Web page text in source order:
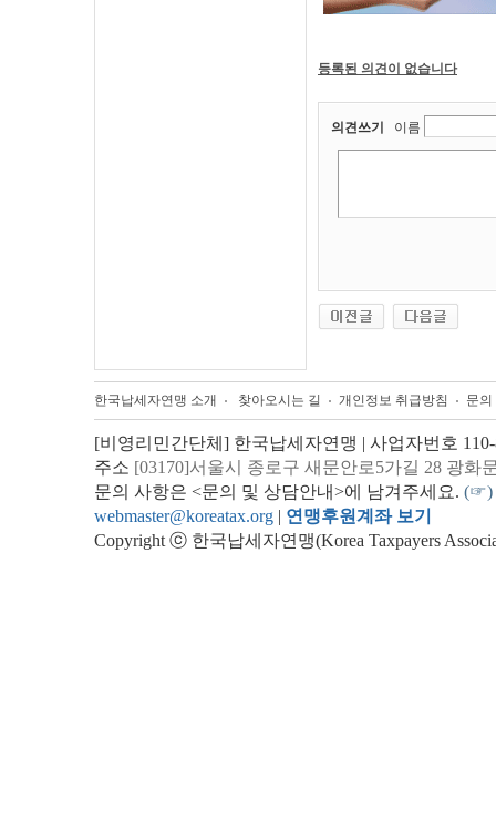
등록된 의견이 없습니다
의견쓰기 이름
한국납세자연맹 소개 찾아오시는 길 개인정보 취급방침 문
[비영리민간단체] 한국납세자연맹 | 사업자번호
주소 [03170]서울시 종로구 새문안로5가길 28 광화
문의 사항은 <문의 및 상담안내>에 남겨주세요. (☞)
webmaster@koreatax.org | 연맹후원계좌 보기
Copyright ⓒ 한국납세자연맹(Korea Taxpayers